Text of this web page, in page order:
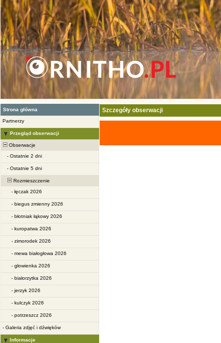
Strona główna
Partnerzy
Przegląd obserwacji
Obserwacje
- Ostatnie 2 dni
- Ostatnie 5 dni
Rozmieszczenie
- łęczak 2026
- biegus zmienny 2026
- błotniak łąkowy 2026
- kuropatwa 2026
- zimorodek 2026
- mewa białogłowa 2026
- głowienka 2026
- białorzytka 2026
- jerzyk 2026
- kulczyk 2026
- potrzeszcz 2026
- Galeria zdjęć i dźwięków
Informacje
Szczegóły obserwacji